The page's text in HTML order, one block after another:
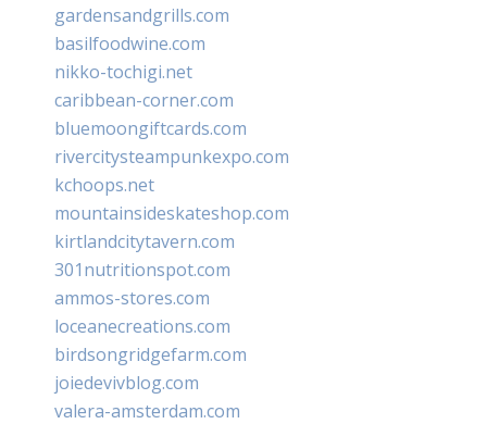
gardensandgrills.com
basilfoodwine.com
nikko-tochigi.net
caribbean-corner.com
bluemoongiftcards.com
rivercitysteampunkexpo.com
kchoops.net
mountainsideskateshop.com
kirtlandcitytavern.com
301nutritionspot.com
ammos-stores.com
loceanecreations.com
birdsongridgefarm.com
joiedevivblog.com
valera-amsterdam.com